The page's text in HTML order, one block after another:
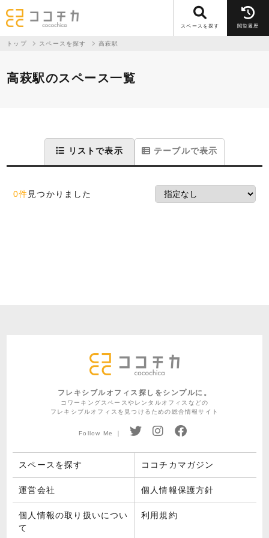
スペースを探す 閲覧履歴
トップ スペースを探す 高萩駅
高萩駅のスペース一覧
リストで表示 テーブルで表示
0件 見つかりました
フレキシブルオフィス探しをシンプルに。
コワーキングスペースやレンタルオフィスなどの
フレキシブルオフィスを見つけるための総合情報サイト
Follow Me ｜
スペースを探す ココチカマガジン
運営会社 個人情報保護方針
個人情報の取り扱いについ
て
利用規約